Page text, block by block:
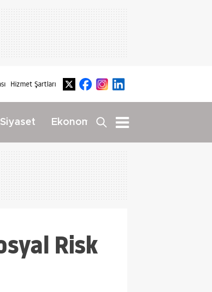
Hizmet Şartları
Siyaset Ekonomi Yaşam
Risk